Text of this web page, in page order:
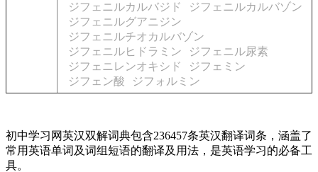
ジフェニルカルバジド
ジフェニルカルバゾン
ジフェニルグアニジン
ジフェニルチオカルバゾン
ジフェニルヒドラミン
ジフェニル尿素
ジフェニレンオキシド
ジフェミン
ジフェン酸
ジフォルミン
初中学习网英汉双解词典包含236457条英汉翻译词条，涵盖了
常用英语单词及词组短语的翻译及用法，是英语学习的必备工
具。